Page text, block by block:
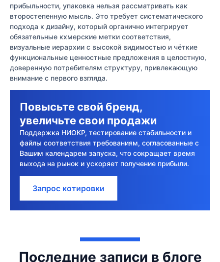
прибыльности, упаковка нельзя рассматривать как
второстепенную мысль. Это требует систематического
подхода к дизайну, который органично интегрирует
обязательные кхмерские метки соответствия,
визуальные иерархии с высокой видимостью и чёткие
функциональные ценностные предложения в целостную,
доверенную потребителям структуру, привлекающую
внимание с первого взгляда.
Повысьте свой бренд,
увеличьте свои продажи
Поддержка НИОКР, тестирование стабильности и
файлы соответствия требованиям, согласованные с
Вашим календарем запуска, что сокращает время
выхода на рынок и ускоряет получение прибыли.
Запрос котировки
Последние записи в блоге